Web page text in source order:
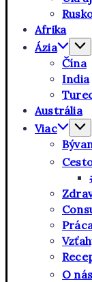
Afrika
Ázia
Čína
India
Austrália
Viac
O nás